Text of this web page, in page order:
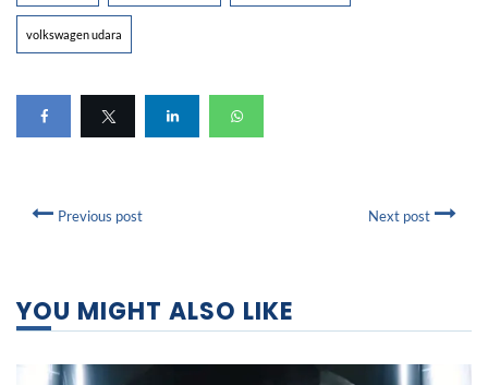
volkswagen udara
Previous post Next post
YOU MIGHT ALSO LIKE